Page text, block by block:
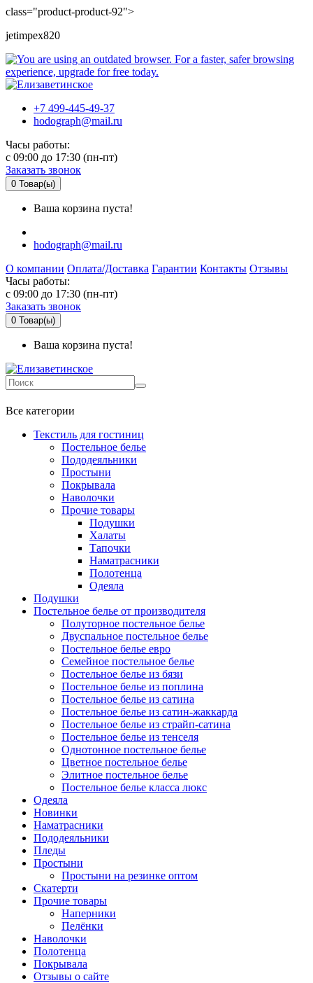
class="product-product-92">
jetimpex820
+7 499-445-49-37
hodograph@mail.ru
Часы работы:
c 09:00 до 17:30 (пн-пт)
Заказать звонок
0 Товар(ы)
Ваша корзина пуста!
hodograph@mail.ru
О компании Оплата/Доставка Гарантии Контакты Отзывы
Часы работы:
c 09:00 до 17:30 (пн-пт)
Заказать звонок
0 Товар(ы)
Ваша корзина пуста!
Все категории
Текстиль для гостиниц
Постельное белье
Пододеяльники
Простыни
Покрывала
Наволочки
Прочие товары
Подушки
Халаты
Тапочки
Наматрасники
Полотенца
Одеяла
Подушки
Постельное белье от производителя
Полуторное постельное белье
Двуспальное постельное белье
Постельное белье евро
Семейное постельное белье
Постельное белье из бязи
Постельное белье из поплина
Постельное белье из сатина
Постельное белье из сатин-жаккарда
Постельное белье из страйп-сатина
Постельное белье из тенселя
Однотонное постельное белье
Цветное постельное белье
Элитное постельное белье
Постельное белье класса люкс
Одеяла
Новинки
Наматрасники
Пододеяльники
Пледы
Простыни
Простыни на резинке оптом
Скатерти
Прочие товары
Наперники
Пелёнки
Наволочки
Полотенца
Покрывала
Отзывы о сайте